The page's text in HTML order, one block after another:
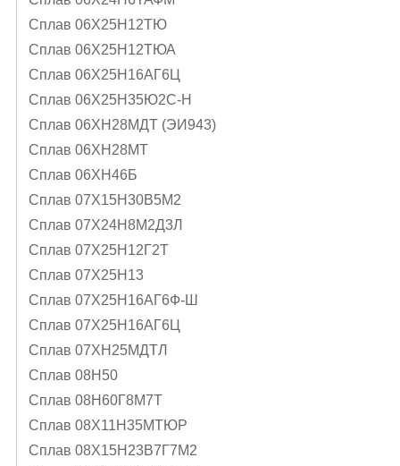
Сплав 06Х25Н12ТЮ
Сплав 06Х25Н12ТЮА
Сплав 06Х25Н16АГ6Ц
Сплав 06Х25Н35Ю2С-Н
Сплав 06ХН28МДТ (ЭИ943)
Сплав 06ХН28МТ
Сплав 06ХН46Б
Сплав 07Х15Н30В5М2
Сплав 07Х24Н8М2Д3Л
Сплав 07Х25Н12Г2Т
Сплав 07Х25Н13
Сплав 07Х25Н16АГ6Ф-Ш
Сплав 07Х25Н16АГ6Ц
Сплав 07ХН25МДТЛ
Сплав 08Н50
Сплав 08Н60Г8М7Т
Сплав 08Х11Н35МТЮР
Сплав 08Х15Н23В7Г7М2